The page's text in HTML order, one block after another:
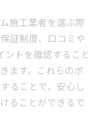
施工業者を選ぶ際
証制度、口コミや
トを確認すること
ます。これらのポ
ることで、安心し
ることができるで